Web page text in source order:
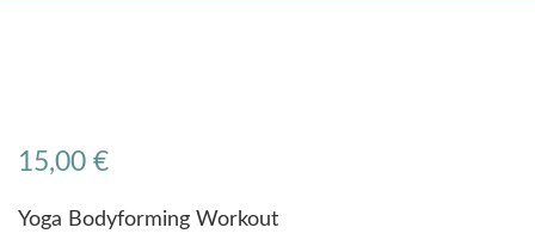
15,00 €
Yoga Bodyforming Workout